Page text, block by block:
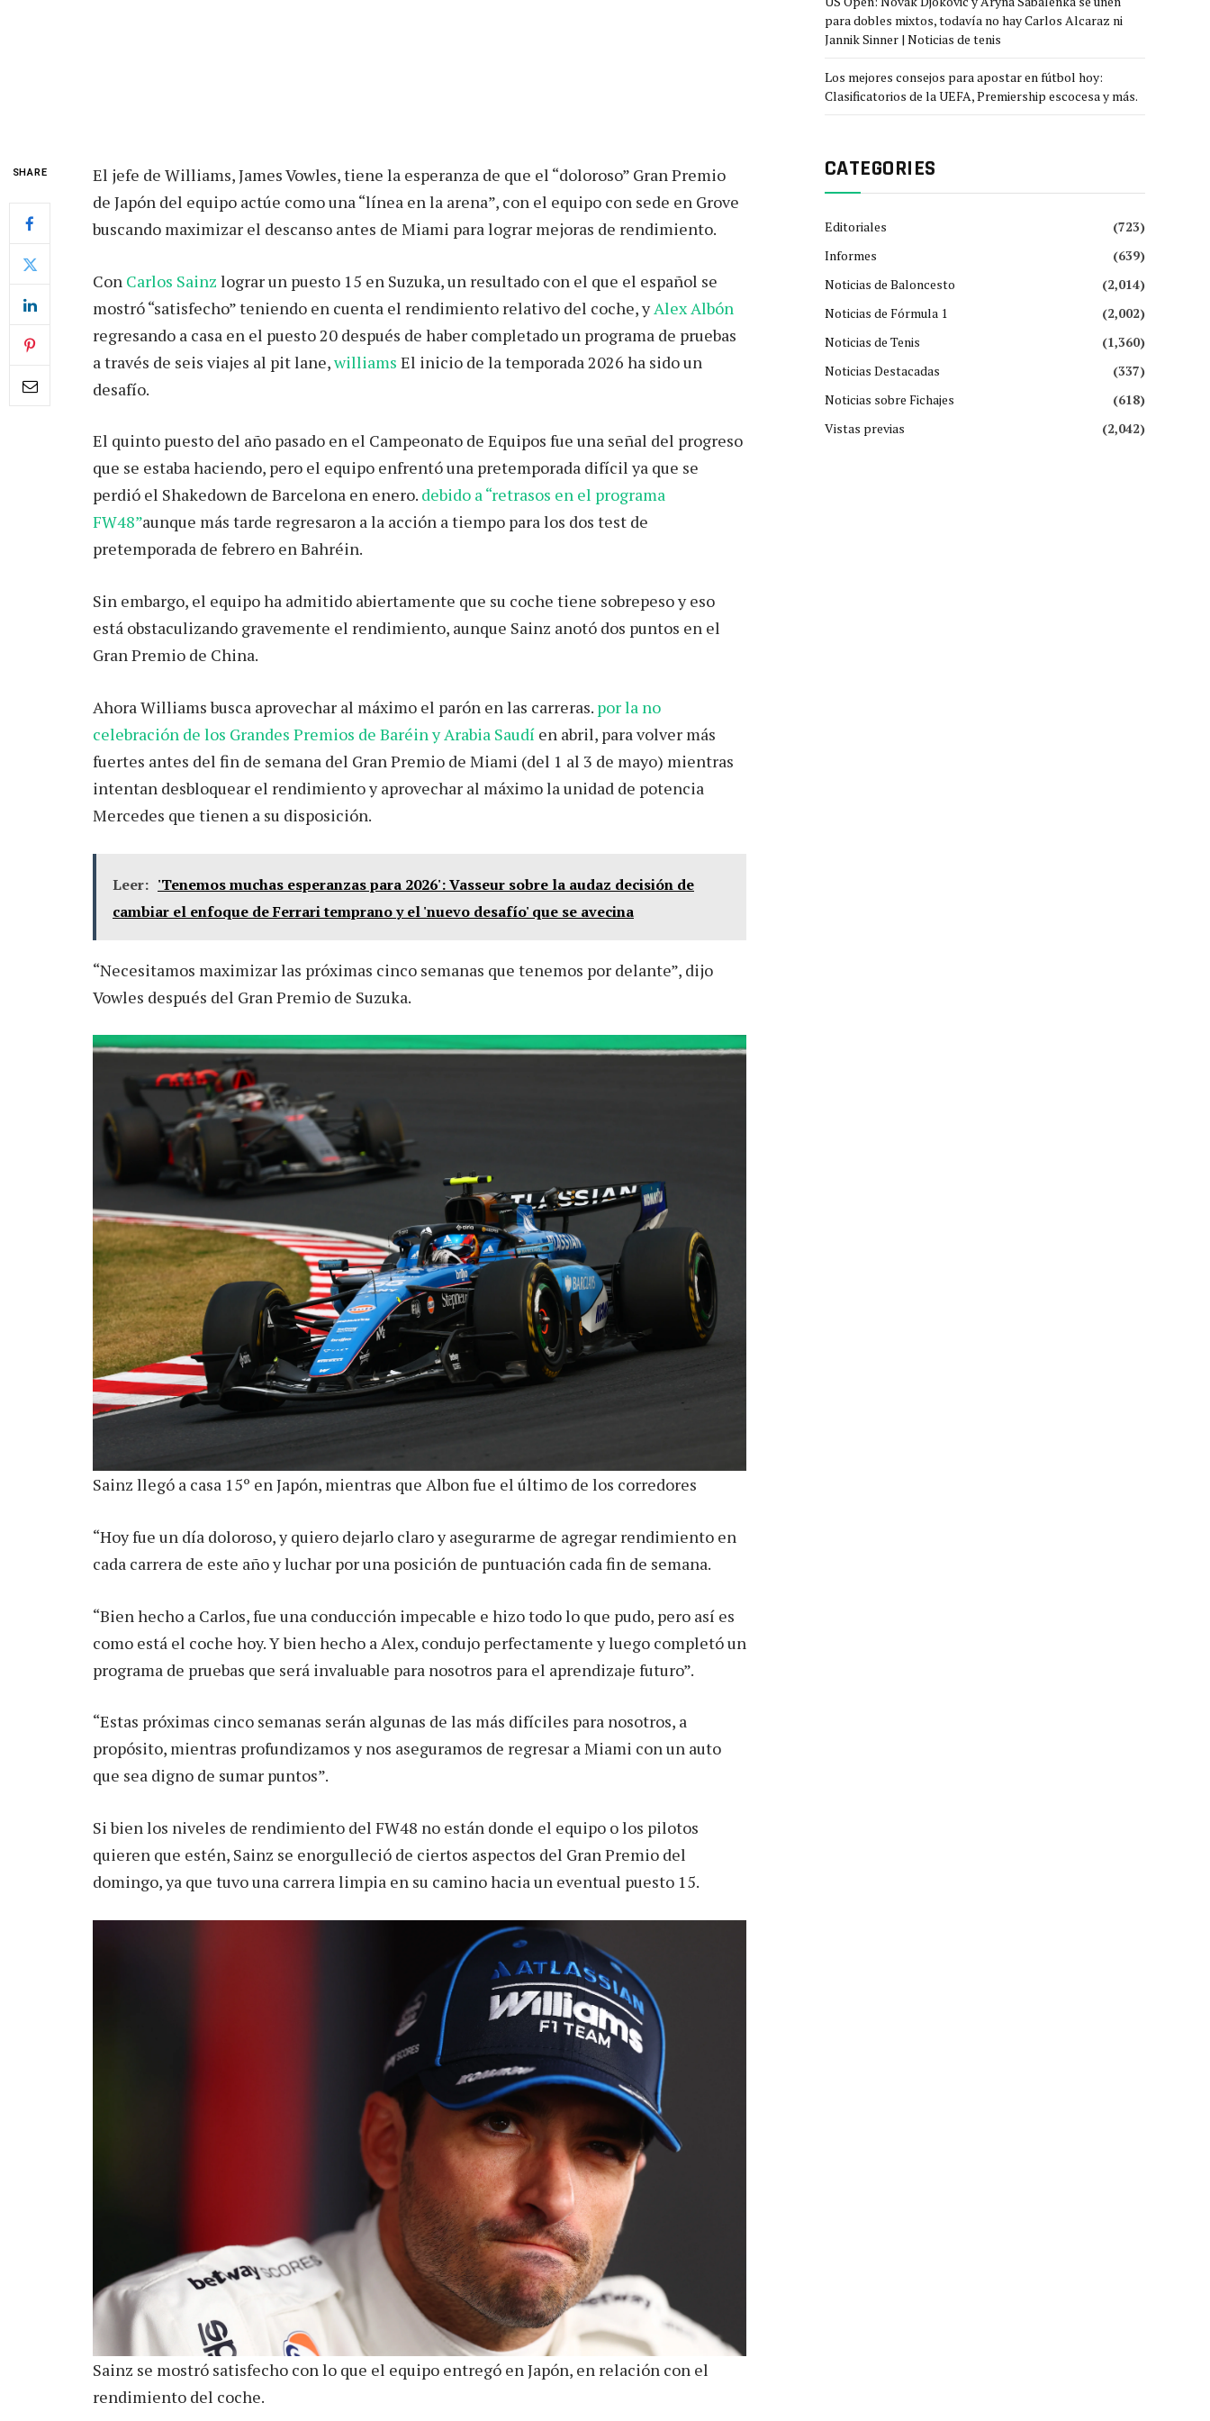
SHARE
El jefe de Williams, James Vowles, tiene la esperanza de que el “doloroso” Gran Premio
de Japón del equipo actúe como una “línea en la arena”, con el equipo con sede en Grove
buscando maximizar el descanso antes de Miami para lograr mejoras de rendimiento.
Con Carlos Sainz lograr un puesto 15 en Suzuka, un resultado con el que el español se
mostró “satisfecho” teniendo en cuenta el rendimiento relativo del coche, yAlex Albón
regresando a casa en el puesto 20 después de haber completado un programa de pruebas
a través de seis viajes al pit lane,williams El inicio de la temporada 2026 ha sido un
desafío.
El quinto puesto del año pasado en el Campeonato de Equipos fue una señal del progreso
que se estaba haciendo, pero el equipo enfrentó una pretemporada difícil ya que se
perdió el Shakedown de Barcelona en enero. debido a “retrasos en el programa
FW48”aunque más tarde regresaron a la acción a tiempo para los dos test de
pretemporada de febrero en Bahréin.
Sin embargo, el equipo ha admitido abiertamente que su coche tiene sobrepeso y eso
está obstaculizando gravemente el rendimiento, aunque Sainz anotó dos puntos en el
Gran Premio de China.
Ahora Williams busca aprovechar al máximo el parón en las carreras. por la no
celebración de los Grandes Premios de Baréin y Arabia Saudí en abril, para volver más
fuertes antes del fin de semana del Gran Premio de Miami (del 1 al 3 de mayo) mientras
intentan desbloquear el rendimiento y aprovechar al máximo la unidad de potencia
Mercedes que tienen a su disposición.
Leer: 'Tenemos muchas esperanzas para 2026': Vasseur sobre la audaz decisión de
cambiar el enfoque de Ferrari temprano y el 'nuevo desafío' que se avecina
“Necesitamos maximizar las próximas cinco semanas que tenemos por delante”, dijo
Vowles después del Gran Premio de Suzuka.
Sainz llegó a casa 15º en Japón, mientras que Albon fue el último de los corredores
“Hoy fue un día doloroso, y quiero dejarlo claro y asegurarme de agregar rendimiento en
cada carrera de este año y luchar por una posición de puntuación cada fin de semana.
“Bien hecho a Carlos, fue una conducción impecable e hizo todo lo que pudo, pero así es
como está el coche hoy. Y bien hecho a Alex, condujo perfectamente y luego completó un
programa de pruebas que será invaluable para nosotros para el aprendizaje futuro”.
“Estas próximas cinco semanas serán algunas de las más difíciles para nosotros, a
propósito, mientras profundizamos y nos aseguramos de regresar a Miami con un auto
que sea digno de sumar puntos”.
Si bien los niveles de rendimiento del FW48 no están donde el equipo o los pilotos
quieren que estén, Sainz se enorgulleció de ciertos aspectos del Gran Premio del
domingo, ya que tuvo una carrera limpia en su camino hacia un eventual puesto 15.
Sainz se mostró satisfecho con lo que el equipo entregó en Japón, en relación con el
rendimiento del coche.
para dobles mixtos, todavía no hay Carlos Alcaraz ni
Jannik Sinner | Noticias de tenis
Los mejores consejos para apostar en fútbol hoy:
Clasificatorios de la UEFA, Premiership escocesa y más.
CATEGORIES
Editoriales
(723)
Informes
(639)
Noticias de Baloncesto
(2,014)
Noticias de Fórmula 1
(2,002)
Noticias de Tenis
(1,360)
Noticias Destacadas
(337)
Noticias sobre Fichajes
(618)
Vistas previas
(2,042)